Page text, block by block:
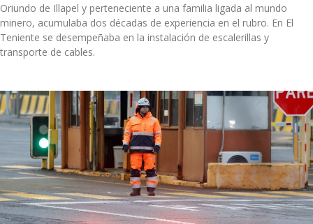
Oriundo de Illapel y perteneciente a una familia ligada al mundo
minero, acumulaba dos décadas de experiencia en el rubro. En El
Teniente se desempeñaba en la instalación de escalerillas y
transporte de cables.